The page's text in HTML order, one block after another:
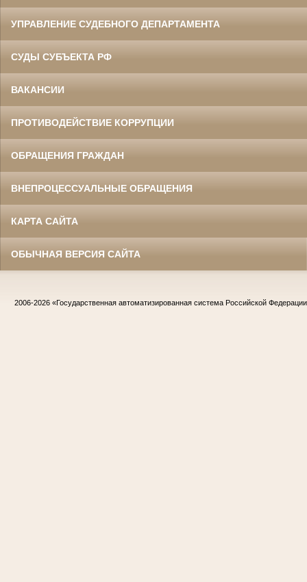
УПРАВЛЕНИЕ СУДЕБНОГО ДЕПАРТАМЕНТА
СУДЫ СУБЪЕКТА РФ
ВАКАНСИИ
ПРОТИВОДЕЙСТВИЕ КОРРУПЦИИ
ОБРАЩЕНИЯ ГРАЖДАН
ВНЕПРОЦЕССУАЛЬНЫЕ ОБРАЩЕНИЯ
КАРТА САЙТА
ОБЫЧНАЯ ВЕРСИЯ САЙТА
2006-2026 «Государственная автоматизированная система Российской